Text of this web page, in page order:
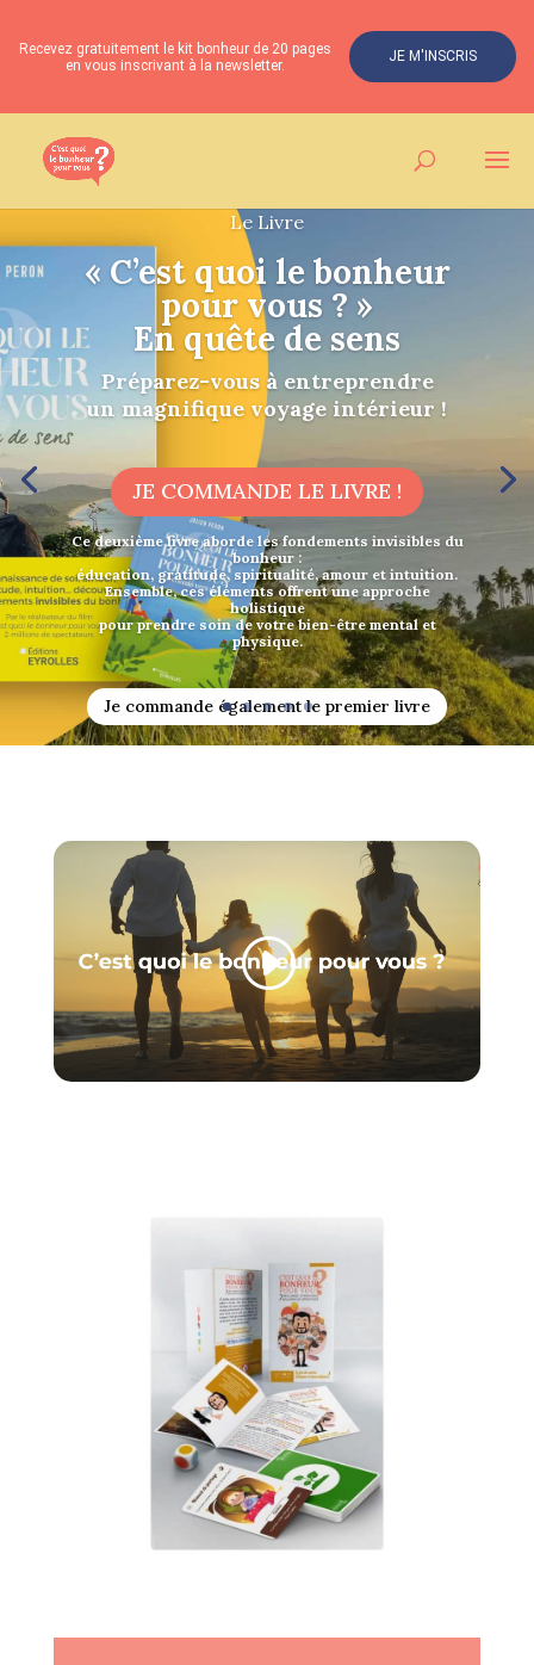
Le Livre
« C’est quoi le bonheur
pour vous ? »
En quête de sens
Préparez-vous à entreprendre
un magnifique voyage intérieur !
JE COMMANDE LE LIVRE !
Ce deuxième livre aborde les fondements invisibles du
bonheur :
éducation, gratitude, spiritualité, amour et intuition.
Ensemble, ces éléments offrent une approche
holistique
pour prendre soin de votre bien-être mental et
physique.
Je commande également le premier livre
Recevez gratuitement le kit bonheur de 20 pages
en vous inscrivant à la newsletter.
JE M'INSCRIS